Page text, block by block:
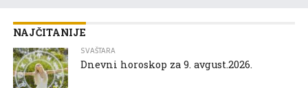
NAJČITANIJE
SVAŠTARA
Dnevni horoskop za 9. avgust.2026.